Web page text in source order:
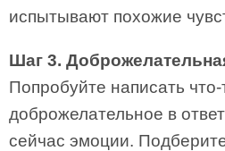
испытывают похожие
Шаг 3.
Попробуйте написать что-
доброжелательное в
сейчас эмоции.